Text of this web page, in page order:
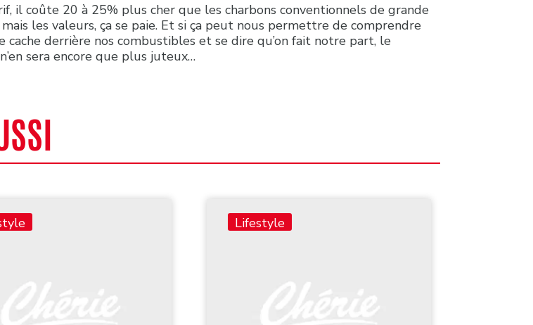
il coûte 20 à 25% plus cher que les charbons conventionnels de grande
mais les valeurs, ça se paie. Et si ça peut nous permettre de comprendre
cache derrière nos combustibles et se dire qu’on fait notre part, le
n’en sera encore que plus juteux…
Lifestyle